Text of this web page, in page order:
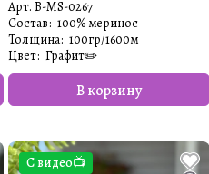
Арт. B-MS-0267
В корзину
Состав: 100% меринос
Толщина: 100гр/1600м
Цвет: Графит✏️
С видео📺